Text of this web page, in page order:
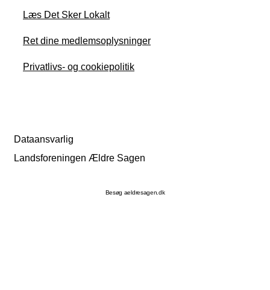
Læs Det Sker Lokalt
Ret dine medlemsoplysninger
Privatlivs- og cookiepolitik
Dataansvarlig
Landsforeningen Ældre Sagen
Besøg aeldresagen.dk